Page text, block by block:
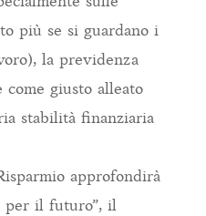
più se si guardano i
la previdenza
come giusto alleato
stabilità finanziaria
approfondirà
per il futuro”, il